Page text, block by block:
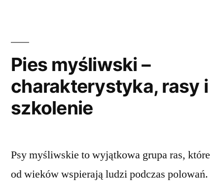
Pies myśliwski –
charakterystyka, rasy i
szkolenie
Psy myśliwskie to wyjątkowa grupa ras, które
od wieków wspierają ludzi podczas polowań.